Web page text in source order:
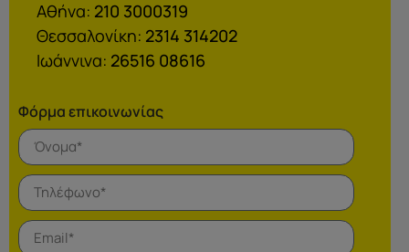
Αθήνα: 210 3000319
Θεσσαλονίκη: 2314 314202
Ιωάννινα: 26516 08616
Φόρμα επικοινωνίας